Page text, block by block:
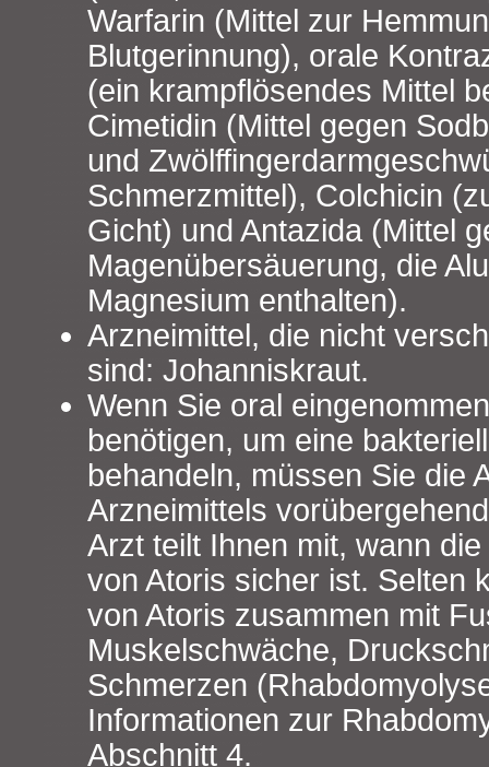
Warfarin (Mittel zur
Blutgerinnung), orale
(ein krampflösendes Mittel
Cimetidin (Mittel gegen
und
Schmerzmittel), Colchicin
Gicht) und Antazida (Mittel
Magenübersäuerung, die
Magnesium enthalten).
Arzneimittel, die nicht
sind: Johanniskraut.
Wenn Sie oral
benötigen, um eine
behandeln, müssen Sie die
Arzneimittels
Arzt teilt Ihnen mit, wann
von Atoris sicher ist. Selten
von Atoris zusammen mit
Muskelschwäche,
Schmerzen
Informationen zur
Abschnitt 4.